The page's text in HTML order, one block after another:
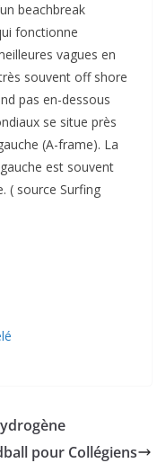
beachbreak
fonctionne
vagues en
souvent off shore
pas en-dessous
se situe près
(A-frame). La
est souvent
( source Surfing
pour Collégiens